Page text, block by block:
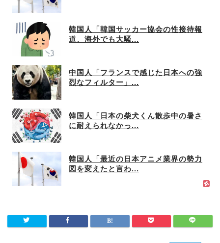
韓国人「韓国サッカー協会の性接待報
道、海外でも大騒...
中国人「フランスで感じた日本への強
烈なフィルター」...
韓国人「日本の柴犬くん散歩中の暑さ
に耐えられなかっ...
韓国人「最近の日本アニメ業界の勢力
図を変えたと言わ...